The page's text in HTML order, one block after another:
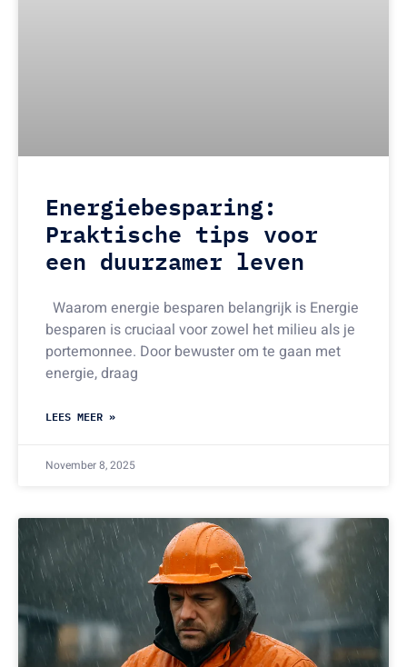
Energiebesparing:
Praktische tips voor
een duurzamer leven
Waarom energie besparen belangrijk is Energie
besparen is cruciaal voor zowel het milieu als je
portemonnee. Door bewuster om te gaan met
energie, draag
LEES MEER »
November 8, 2025